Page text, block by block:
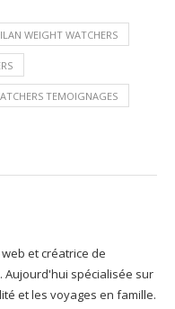
WEIGHT WATCHERS
TEMOIGNAGES
et créatrice de
Aujourd'hui spécialisée sur
et les voyages en famille.